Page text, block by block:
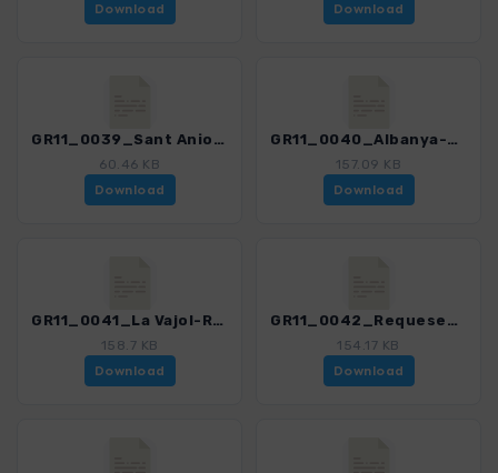
Download
Download
GR11_0039_Sant Aniol dAguja-Albanya_4487_1.gpx
60.46 KB
Download
GR11_0040_Albanya-La Vajol_4487_1.gpx
157.09 KB
Download
GR11_0041_La Vajol-Requesens_4487_1.gpx
158.7 KB
Download
GR11_0042_Requesens-Vilamaniscle_4487_1.gpx
154.17 KB
Download